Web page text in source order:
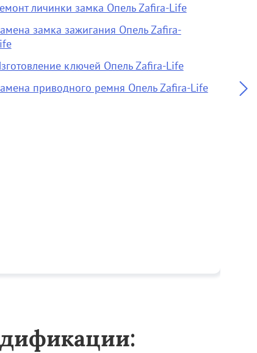
личинки замка Опель Zafira-Life
замка зажигания Опель Zafira-
ключей Опель Zafira-Life
приводного ремня Опель Zafira-Life